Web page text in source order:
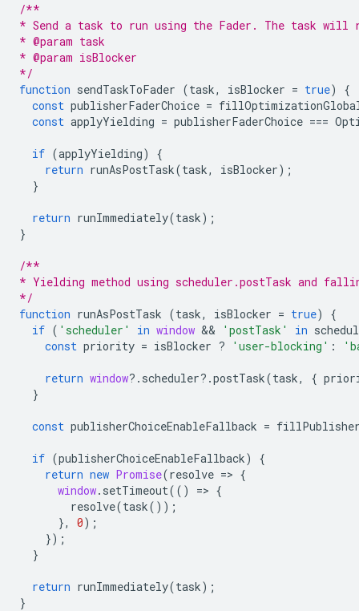
/**
* Send a task to run using the Fader. The task will
* @param task
* @param isBlocker
*/
function sendTaskToFader (task, isBlocker = true)
{
const publisherFaderChoice =
const applyYielding = publisherFaderChoice ===
if (applyYielding)
{
return runAsPostTask(task, isBlocker);
}
return runImmediately(task);
}
/**
* Yielding method using scheduler.postTask and
*/
function runAsPostTask (task, isBlocker = true)
{
if ( 'scheduler' in window && 'postTask' in
const priority = isBlocker ? 'user-blocking' :
return window? . scheduler? .postTask(task, {
}
const publisherChoiceEnableFallback =
if (publisherChoiceEnableFallback)
{
return new Promise(resolve => {
window. setTimeout(() => {
resolve(task());
},
0);
});
}
return runImmediately(task);
}